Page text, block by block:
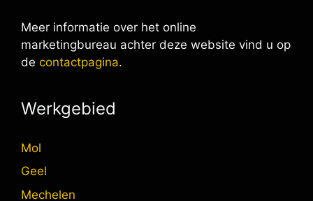
Meer informatie over het online
marketingbureau achter deze website vind u op
de contactpagina.
Werkgebied
Mol
Geel
Mechelen